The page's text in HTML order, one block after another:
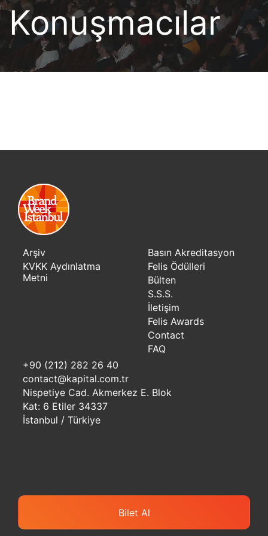
Konuşmacılar
Arşiv
KVKK Aydınlatma
Metni
Basın Akreditasyon
Felis Ödülleri
Bülten
S.S.S.
İletişim
Felis Awards
Contact
FAQ
+90 (212) 282 26 40
contact@kapital.com.tr
Nispetiye Cad. Akmerkez E. Blok
Kat: 6 Etiler 34337
İstanbul / Türkiye
Bilet Al